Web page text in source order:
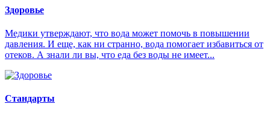
Здоровье
Медики утверждают, что вода может помочь в повышении
давления. И еще, как ни странно, вода помогает избавиться от
отеков. А знали ли вы, что еда без воды не имеет...
Стандарты